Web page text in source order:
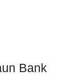
Bank